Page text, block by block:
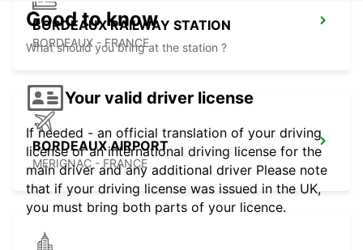
BORDEAUX RAILWAY STATION
BORDEAUX - FRANCE
BORDEAUX AIRPORT
MERIGNAC - FRANCE
Good to know
What should you bring at the station ?
Your valid driver license
If needed - an official translation of your driving
license or an international driving license for the
main driver and any additional driver Please note
that if your driving license was issued in the UK,
you must bring both parts of your licence.